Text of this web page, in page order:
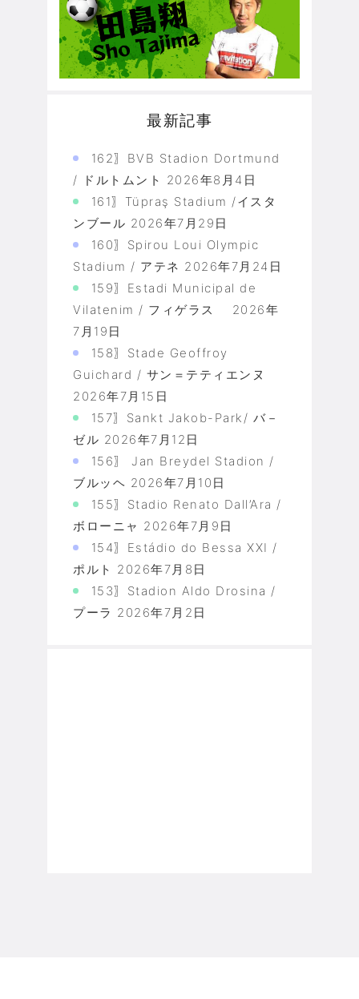
最新記事
162〗BVB Stadion Dortmund
/ ドルトムント 2026年8月4日
161〗Tüpraş Stadium /イスタ
ンブール 2026年7月29日
160〗Spirou Loui Olympic
Stadium / アテネ 2026年7月24日
159〗Estadi Municipal de
Vilatenim / フィゲラス
2026年
7月19日
158〗Stade Geoffroy
Guichard / サン＝テティエンヌ
2026年7月15日
157〗Sankt Jakob-Park/ バ－
ゼル 2026年7月12日
156〗 Jan Breydel Stadion /
ブルッヘ 2026年7月10日
155〗Stadio Renato Dall’Ara /
ボローニャ 2026年7月9日
154〗Estádio do Bessa XXI /
ポルト 2026年7月8日
153〗Stadion Aldo Drosina /
プーラ 2026年7月2日